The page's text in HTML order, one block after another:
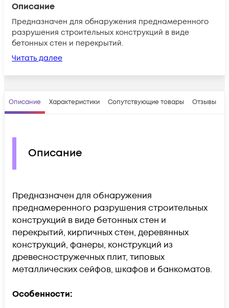
Описание
Предназначен для обнаружения преднамеренного
разрушения строительных конструкций в виде
бетонных стен и перекрытий.
Читать далее
Описание Характеристики Сопутствующие товары Отзывы
Описание
Предназначен для обнаружения
преднамеренного разрушения строительных
конструкций в виде бетонных стен и
перекрытий, кирпичных стен, деревянных
конструкций, фанеры, конструкций из
древесностружечных плит, типовых
металлических сейфов, шкафов и банкоматов.
Особенности: